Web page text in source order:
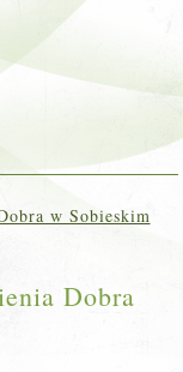
w Sobieskim
Dobra